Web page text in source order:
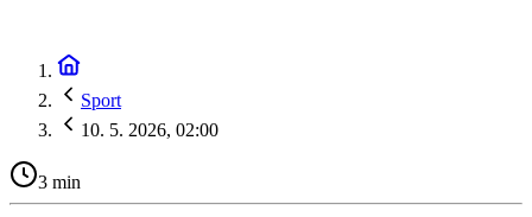
Sport
10. 5. 2026, 02:00
3 min